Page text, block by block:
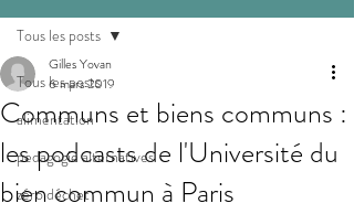
Tous les posts
alimentation
pedagogie alternatives
zéro déchet
Tous les posts
Communs et biens communs :
les podcasts de l'Université du
bien commun à Paris
Gilles Yovan
6 mars 2019